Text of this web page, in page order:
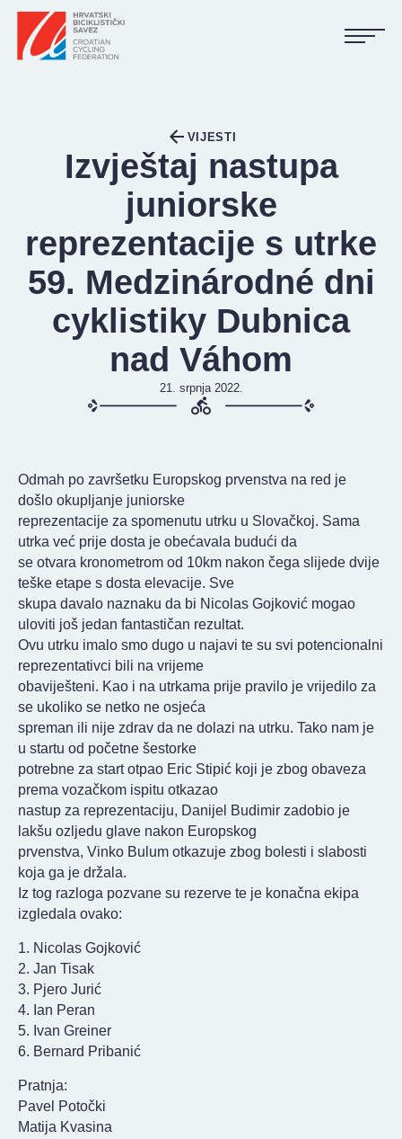
KLUBOVI
DOKUMENTI
VIJESTI
Izvještaj nastupa
juniorske
reprezentacije s utrke
59. Medzinárodné dni
cyklistiky Dubnica
nad Váhom
21. srpnja 2022.
Odmah po završetku Europskog prvenstva na red je
došlo okupljanje juniorske
reprezentacije za spomenutu utrku u Slovačkoj. Sama
utrka već prije dosta je obećavala budući da
se otvara kronometrom od 10km nakon čega slijede dvije
teške etape s dosta elevacije. Sve
skupa davalo naznaku da bi Nicolas Gojković mogao
uloviti još jedan fantastičan rezultat.
Ovu utrku imalo smo dugo u najavi te su svi potencionalni
reprezentativci bili na vrijeme
obaviješteni. Kao i na utrkama prije pravilo je vrijedilo za
se ukoliko se netko ne osjeća
spreman ili nije zdrav da ne dolazi na utrku. Tako nam je
u startu od početne šestorke
potrebne za start otpao Eric Stipić koji je zbog obaveza
prema vozačkom ispitu otkazao
nastup za reprezentaciju, Danijel Budimir zadobio je
lakšu ozljedu glave nakon Europskog
prvenstva, Vinko Bulum otkazuje zbog bolesti i slabosti
koja ga je držala.
Iz tog razloga pozvane su rezerve te je konačna ekipa
izgledala ovako:
1. Nicolas Gojković
2. Jan Tisak
3. Pjero Jurić
4. Ian Peran
5. Ivan Greiner
6. Bernard Pribanić
Pratnja:
Pavel Potočki
Matija Kvasina